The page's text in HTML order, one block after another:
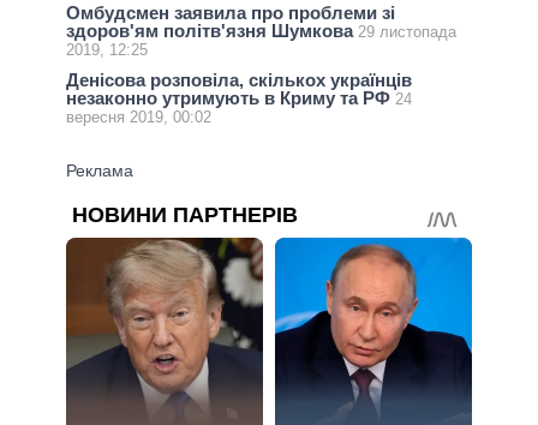
Омбудсмен заявила про проблеми зі
здоров'ям політв'язня Шумкова 29 листопада
2019, 12:25
Денісова розповіла, скількох українців
незаконно утримують в Криму та РФ 24
вересня 2019, 00:02